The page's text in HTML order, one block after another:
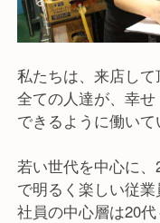
私たちは、来店し
全ての人達が、幸
できるように働いて
若い世代を中心に
で明るく楽しい従業
社員の中心層は20代